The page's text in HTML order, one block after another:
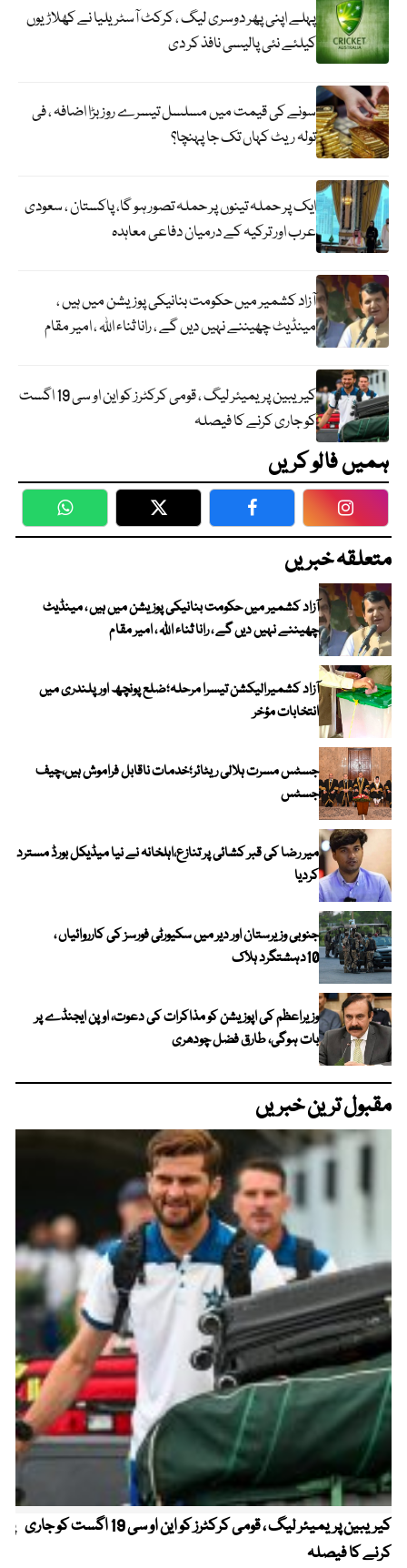
پہلے اپنی پھر دوسری لیگ ، کرکٹ آسٹریلیا نے کھلاڑیوں
کیلئے نئی پالیسی نافذ کر دی
سونے کی قیمت میں مسلسل تیسرے روز بڑا اضافہ ، فی
تولہ ریٹ کہاں تک جا پہنچا؟
ایک پر حملہ تینوں پر حملہ تصور ہو گا، پاکستان ، سعودی
عرب اور ترکیہ کے درمیان دفاعی معاہدہ
آزاد کشمیر میں حکومت بنانیکی پوزیشن میں ہیں ،
مینڈیٹ چھیننے نہیں دیں گے ، رانا ثناء اللہ ، امیر مقام
کیریبین پریمیئر لیگ ، قومی کرکٹرز کو این او سی 19 اگست
کو جاری کرنے کا فیصلہ
ہمیں فالو کریں
WhatsApp Twitter Facebook
متعلقہ خبریں
آزاد کشمیر میں حکومت بنانیکی پوزیشن میں ہیں ، مینڈیٹ
چھیننے نہیں دیں گے ، رانا ثناء اللہ ، امیر مقام
آزاد کشمیرالیکشن تیسرا مرحلہ؛ضلع پونچھ اور پلندری میں
انتخابات مؤخر
جسٹس مسرت ہلالی ریٹائر؛خدمات ناقابل فراموش ہیں،چیف
جسٹس
میر رضا کی قبر کشائی پر تنازع،اہلخانہ نے نیا میڈیکل بورڈ مسترد
کردیا
جنوبی وزیرستان اور دیر میں سکیورٹی فورسز کی کارروائیاں ،
10دہشتگرد ہلاک
وزیراعظم کی اپوزیشن کو مذاکرات کی دعوت، اوپن ایجنڈے پر
بات ہوگی، طارق فضل چودھری
مقبول ترین خبریں
کیریبین پریمیئر لیگ ، قومی کرکٹرز کو این او سی 19 اگست کو جاری
کرنے کا فیصلہ